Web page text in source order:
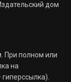
дом
При полном или
на